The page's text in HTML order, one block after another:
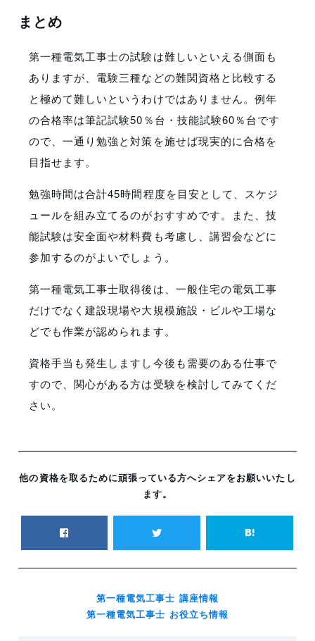
まとめ
第一種電気工事士の試験は難しいといえる側面も
ありますが、電験三種などの難関資格と比較する
と極めて難しいというわけではありません。例年
の合格率は筆記試験50％台・技能試験60％台です
ので、一通り勉強と対策を施せば現実的に合格を
目指せます。
勉強時間は合計45時間程度を目安として、スケジ
ュールを組み立てるのがおすすめです。また、技
能試験は安全面や材料費も考慮し、講習会などに
参加するのがよいでしょう。
第一種電気工事士取得後は、一般住宅の電気工事
だけでなく建設現場や大規模施設・ビルや工場な
どでも作業が認められます。
資格手当も発生しますし今後も需要のある仕事で
すので、関心がある方は受験を検討してみてくだ
さい。
他の資格を取るために頑張っている方へシェアをお願いいたし
ます。
第一種電気工事士 講座情報
第一種電気工事士 お役立ち情報